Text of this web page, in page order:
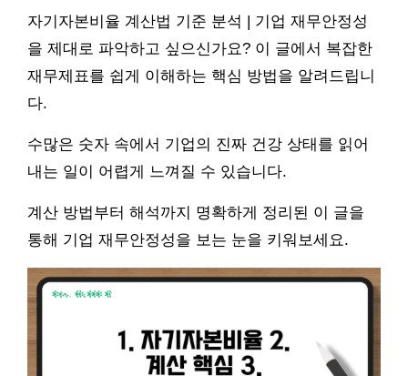
자기자본비율 계산법 기준 분석 | 기업 재무안정성
을 제대로 파악하고 싶으신가요? 이 글에서 복잡한
재무제표를 쉽게 이해하는 핵심 방법을 알려드립니
다.
수많은 숫자 속에서 기업의 진짜 건강 상태를 읽어
내는 일이 어렵게 느껴질 수 있습니다.
계산 방법부터 해석까지 명확하게 정리된 이 글을
통해 기업 재무안정성을 보는 눈을 키워보세요.